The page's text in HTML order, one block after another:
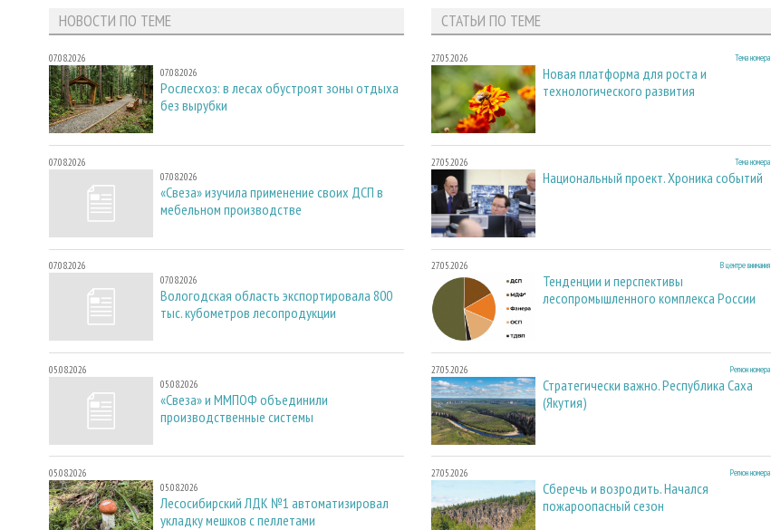
НОВОСТИ ПО ТЕМЕ
07.08.2026
07.08.2026
Рослесхоз: в лесах обустроят зоны отдыха
без вырубки
07.08.2026
07.08.2026
«Свеза» изучила применение своих ДСП в
мебельном производстве
07.08.2026
07.08.2026
Вологодская область экспортировала 800
тыс. кубометров лесопродукции
05.08.2026
05.08.2026
«Свеза» и ММПОФ объединили
производственные системы
05.08.2026
05.08.2026
Лесосибирский ЛДК №1 автоматизировал
укладку мешков с пеллетами
СТАТЬИ ПО ТЕМЕ
27.05.2026 Тема номера
Новая платформа для роста и
технологического развития
27.05.2026 Тема номера
Национальный проект. Хроника событий
27.05.2026 В центре внимания
Тенденции и перспективы
лесопромышленного комплекса России
27.05.2026 Регион номера
Стратегически важно. Республика Саха
(Якутия)
27.05.2026 Регион номера
Сберечь и возродить. Начался
пожароопасный сезон